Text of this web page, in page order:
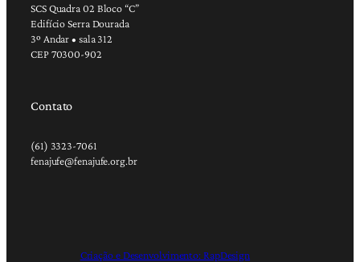
SCS Quadra 02 Bloco “C”
Edifício Serra Dourada
3º Andar • sala 312
CEP 70300-902
Contato
(61) 3323-7061
fenajufe@fenajufe.org.br
Criação e Desenvolvimento: RapDesign